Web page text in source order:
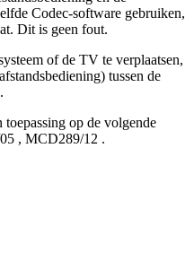
Codec-software gebruiken,
Dit is geen fout.
of de TV te verplaatsen,
tussen de
op de volgende
, MCD289/12 .